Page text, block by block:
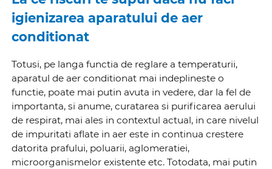
igienizarea aparatului de aer
conditionat
Totusi, pe langa functia de reglare a temperaturii,
aparatul de aer conditionat mai indeplineste o
functie, poate mai putin avuta in vedere, dar la fel de
importanta, si anume, curatarea si purificarea aerului
de respirat, mai ales in contextul actual, in care nivelul
de impuritati aflate in aer este in continua crestere
datorita prafului, poluarii, aglomeratiei,
microorganismelor existente etc. Totodata, mai putin